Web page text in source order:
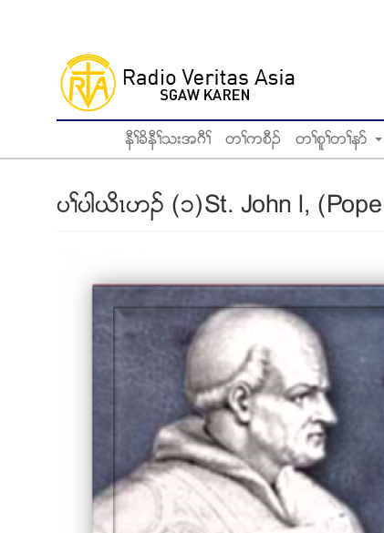
နီႈခိနီႈသးအဂီႈ တႈကစီဥ တႈစူႈတႈနဏ
ပႈပါဎိၚဟဥ (၁)St. John l,